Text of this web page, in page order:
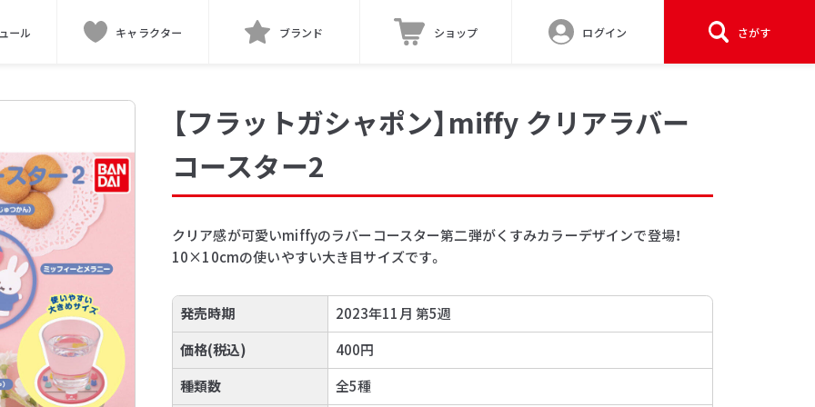
ール キャラクター ブランド ショップ ログイン さがす
【フラットガシャポン】miffy クリアラバー
コースター2
クリア感が可愛いmiffyのラバーコースター第二弾がくすみカラーデザインで登場！
10×10cmの使いやすい大き目サイズです。
発売時期
2023年11月 第5週
価格(税込)
400円
種類数
全5種